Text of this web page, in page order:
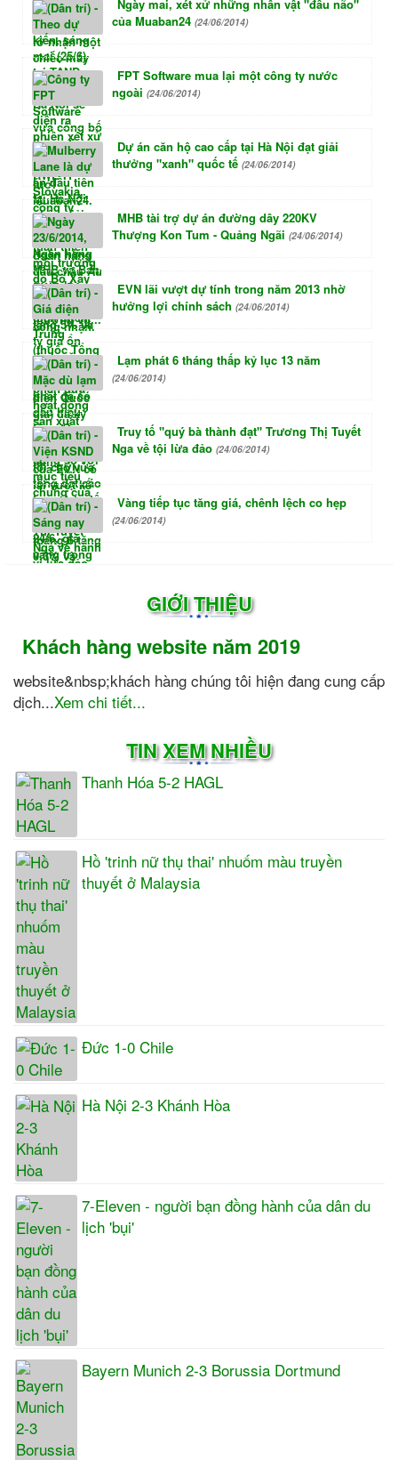
Ngày mai, xét xử những nhân vật "đầu não"
của Muaban24 (24/06/2014)
FPT Software mua lại một công ty nước
ngoài (24/06/2014)
Dự án căn hộ cao cấp tại Hà Nội đạt giải
thưởng "xanh" quốc tế (24/06/2014)
MHB tài trợ dự án đường dây 220KV
Thượng Kon Tum - Quảng Ngãi (24/06/2014)
EVN lãi vượt dự tính trong năm 2013 nhờ
hưởng lợi chính sách (24/06/2014)
Lạm phát 6 tháng thấp kỷ lục 13 năm
(24/06/2014)
Truy tố "quý bà thành đạt" Trương Thị Tuyết
Nga về tội lừa đảo (24/06/2014)
Vàng tiếp tục tăng giá, chênh lệch co hẹp
(24/06/2014)
GIỚI THIỆU
Khách hàng website năm 2019
website&nbsp;khách hàng chúng tôi hiện đang cung cấp
dịch...Xem chi tiết...
TIN XEM NHIỀU
Thanh Hóa 5-2 HAGL
Hồ 'trinh nữ thụ thai' nhuốm màu truyền
thuyết ở Malaysia
Đức 1-0 Chile
Hà Nội 2-3 Khánh Hòa
7-Eleven - người bạn đồng hành của dân du
lịch 'bụi'
Bayern Munich 2-3 Borussia Dortmund